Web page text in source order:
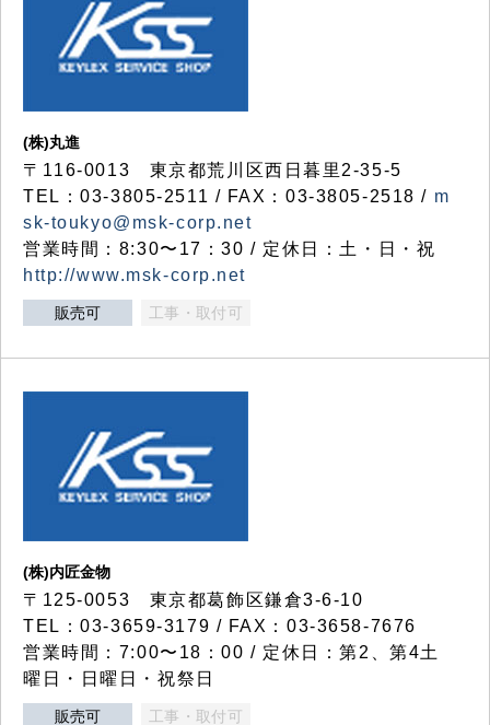
(株)丸進
〒116-0013 東京都荒川区西日暮里2-35-5
TEL：03-3805-2511 / FAX：03-3805-2518 / m
sk-toukyo@msk-corp.net
営業時間：8:30〜17：30 / 定休日：土・日・祝
http://www.msk-corp.net
販売可 工事・取付可
(株)内匠金物
〒125-0053 東京都葛飾区鎌倉3-6-10
TEL：03-3659-3179 / FAX：03-3658-7676
営業時間：7:00〜18：00 / 定休日：第2、第4土
曜日・日曜日・祝祭日
販売可 工事・取付可